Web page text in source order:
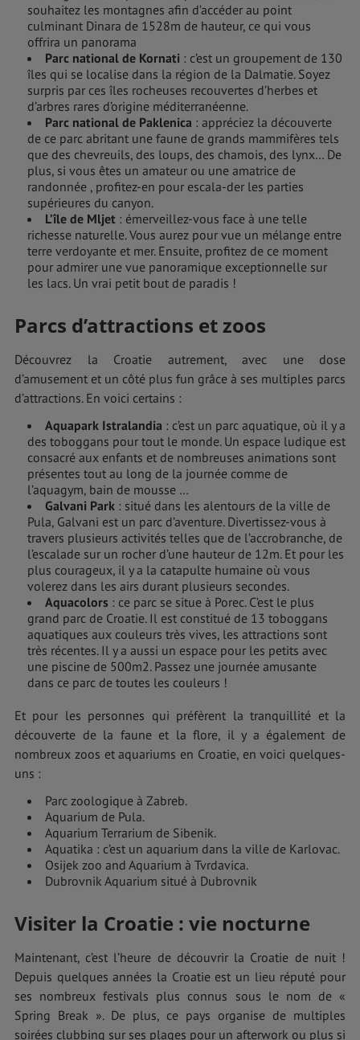
souhaitez les montagnes afin d’accéder au point
culminant Dinara de 1528m de hauteur, ce qui vous
offrira un panorama
Parc national de Kornati : c’est un groupement de 130
îles qui se localise dans la région de la Dalmatie. Soyez
surpris par ces îles rocheuses recouvertes d’herbes et
d’arbres rares d’origine méditerranéenne.
Parc national de Paklenica : appréciez la découverte
de ce parc abritant une faune de grands mammifères tels
que des chevreuils, des loups, des chamois, des lynx… De
plus, si vous êtes un amateur ou une amatrice de
randonnée , profitez-en pour escala-der les parties
supérieures du canyon.
L’île de Mljet : émerveillez-vous face à une telle
richesse naturelle. Vous aurez pour vue un mélange entre
terre verdoyante et mer. Ensuite, profitez de ce moment
pour admirer une vue panoramique exceptionnelle sur
les lacs. Un vrai petit bout de paradis !
Parcs d’attractions et zoos
Découvrez la Croatie autrement, avec une dose
d’amusement et un côté plus fun grâce à ses multiples parcs
d’attractions. En voici certains :
Aquapark Istralandia : c’est un parc aquatique, où il y a
des toboggans pour tout le monde. Un espace ludique est
consacré aux enfants et de nombreuses animations sont
présentes tout au long de la journée comme de
l’aquagym, bain de mousse …
Galvani Park : situé dans les alentours de la ville de
Pula, Galvani est un parc d’aventure. Divertissez-vous à
travers plusieurs activités telles que de l’accrobranche, de
l’escalade sur un rocher d’une hauteur de 12m. Et pour les
plus courageux, il y a la catapulte humaine où vous
volerez dans les airs durant plusieurs secondes.
Aquacolors : ce parc se situe à Porec. C’est le plus
grand parc de Croatie. Il est constitué de 13 toboggans
aquatiques aux couleurs très vives, les attractions sont
très récentes. Il y a aussi un espace pour les petits avec
une piscine de 500m2. Passez une journée amusante
dans ce parc de toutes les couleurs !
Et pour les personnes qui préfèrent la tranquillité et la
découverte de la faune et la flore, il y a également de
nombreux zoos et aquariums en Croatie, en voici quelques-
uns :
Parc zoologique à Zabreb.
Aquarium de Pula.
Aquarium Terrarium de Sibenik.
Aquatika : c’est un aquarium dans la ville de Karlovac.
Osijek zoo and Aquarium à Tvrdavica.
Dubrovnik Aquarium situé à Dubrovnik
Visiter la Croatie : vie nocturne
Maintenant, c’est l’heure de découvrir la Croatie de nuit !
Depuis quelques années la Croatie est un lieu réputé pour
ses nombreux festivals plus connus sous le nom de «
Spring Break ». De plus, ce pays organise de multiples
soirées clubbing sur ses plages pour un afterwork ou plus si